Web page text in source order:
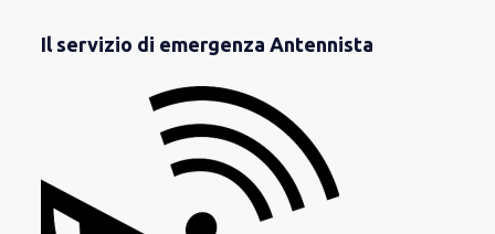
Il servizio di emergenza Antennista